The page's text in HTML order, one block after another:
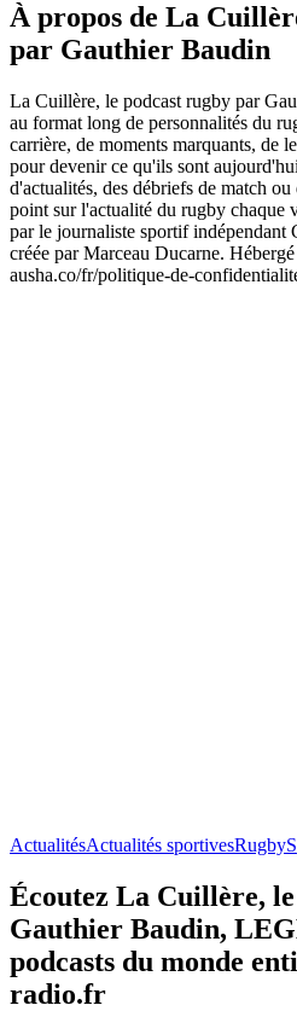
À propos de La
par Gauthier Baudin
La Cuillère, le podcast rugby par
au format long de personnalités du
carrière, de moments marquants, de
pour devenir ce qu'ils sont
d'actualités, des débriefs de match
point sur l'actualité du rugby chaque
par le journaliste sportif
créée par Marceau Ducarne.
ausha.co/fr/politique-de-
ActualitésActualités sportivesRugby
Écoutez La Cuillère,
Gauthier Baudin,
podcasts du monde
radio.fr